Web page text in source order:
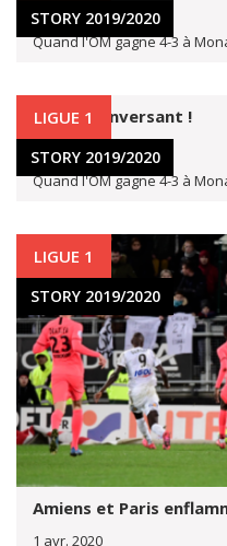
STORY 2019/2020
2 avr. 2020
Quand l'OM gagne 4-3 à
LIGUE 1
STORY 2019/2020
Un OM renversant !
2 avr. 2020
Quand l'OM gagne 4-3 à
LIGUE 1
STORY 2019/2020
Amiens et Paris
1 avr. 2020